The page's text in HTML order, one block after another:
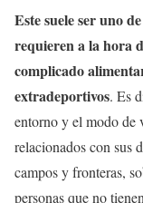
Este suele ser uno
requieren a la hora
complicado
extradeportivos. Es
entorno y el modo de
relacionados con sus
campos y fronteras,
personas que no